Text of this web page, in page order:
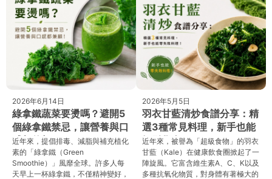
2026年6月14日
綠拿鐵蔬菜要燙嗎？避開5
個綠拿鐵禁忌，讓營養與口
感都兼顧！
近年來，提倡排毒、減脂與補充植化
素的「綠拿鐵（Green
Smoothie）」風靡全球。許多人每
天早上一杯綠拿鐵，不僅精神變好，
2026年5月5日
羽衣甘藍清炒食譜分享：精
選3種常見料理，新手也能
輕鬆學會！
近年來，被譽為「超級食物」的羽衣
甘藍（Kale）在健康飲食圈掀起了一
陣旋風。它富含維生素A、C、K以及
多種抗氧化物質，對身體有著極大的